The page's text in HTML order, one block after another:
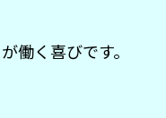
働く喜びです。